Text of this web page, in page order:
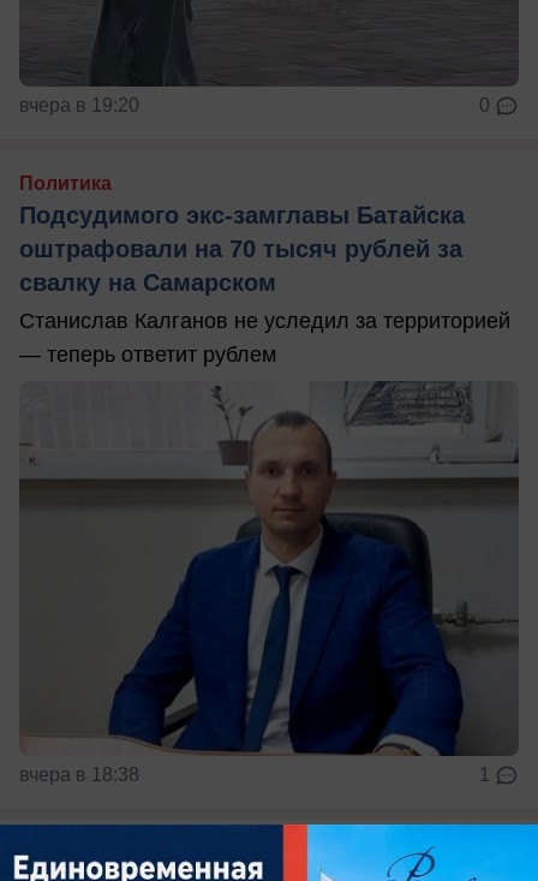
вчера в 19:20 0
Политика
Подсудимого экс-замглавы Батайска
оштрафовали на 70 тысяч рублей за
свалку на Самарском
Станислав Калганов не уследил за территорией
— теперь ответит рублем
вчера в 18:38 1
Общество